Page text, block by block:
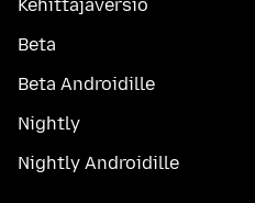
Kehittäjäversio
Beta
Beta Androidille
Nightly
Nightly Androidille